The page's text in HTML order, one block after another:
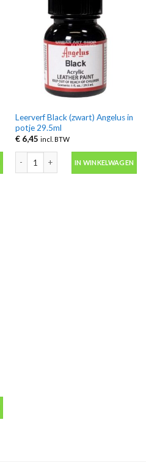
Leerverf Black (zwart) Angelus in
potje 29.5ml
€6,45 incl. BTW
IN WINKELWAGEN